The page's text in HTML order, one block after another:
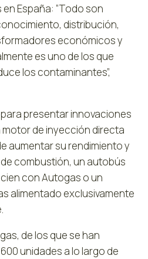
España: “Todo son
distribución,
económicos y
es uno de los que
los contaminantes”,
presentar innovaciones
de inyección directa
aumentar su rendimiento y
combustión, un autobús
con Autogas o un
alimentado exclusivamente
de los que se han
unidades a lo largo de